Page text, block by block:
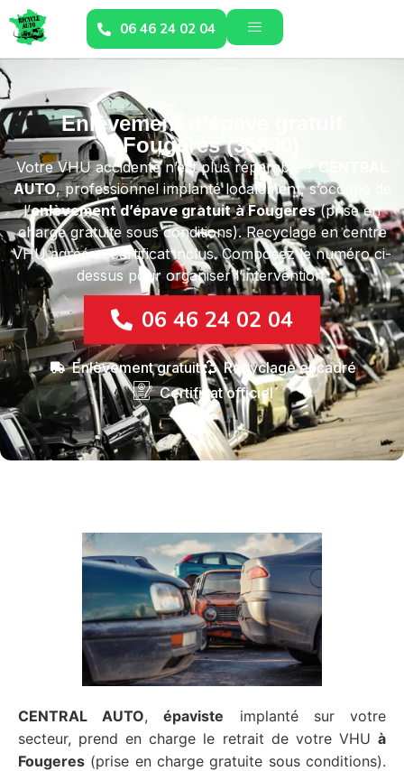
06 46 24 02 04
Enlèvement d’épave gratuit
à Fougeres (35300)
Votre VHU accidenté n’est plus réparable ?CENTRAL
AUTO, professionnel implanté localement, s’occupe de
l’enlèvement d’épave gratuit à Fougeres(prise en
charge gratuite sous conditions). Recyclage en centre
VHU agréé et certificat inclus. Composez le numéro ci-
dessus pour organiser l’intervention.
06 46 24 02 04
Enlèvement gratuit
Recyclage encadré
Certificat officiel
CENTRAL AUTO,épaviste implanté sur votre
secteur, prend en charge le retrait de votre VHU à
Fougeres (prise en charge gratuite sous conditions).